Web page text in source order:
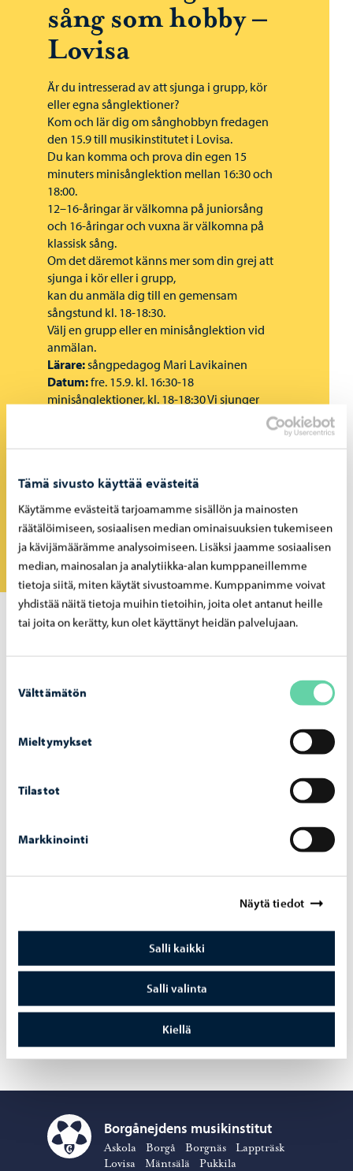
Tämä sivusto käyttää evästeitä
Käytämme evästeitä tarjoamamme sisällön ja mainosten
räätälöimiseen, sosiaalisen median ominaisuuksien tukemiseen
ja kävijämäärämme analysoimiseen. Lisäksi jaamme sosiaalisen
median, mainosalan ja analytiikka-alan kumppaneillemme
tietoja siitä, miten käytät sivustoamme. Kumppanimme voivat
yhdistää näitä tietoja muihin tietoihin, joita olet antanut heille
tai joita on kerätty, kun olet käyttänyt heidän palvelujaan.
valinta
Välttämätön
Mieltymykset
Tilastot
Markkinointi
Näytä tiedot
Salli kaikki
Salli valinta
Kiellä
sång som hobby –
Lovisa
Är du intresserad av att sjunga i grupp, kör
eller egna sånglektioner?
Kom och lär dig om sånghobbyn fredagen
den 15.9 till musikinstitutet i Lovisa.
Du kan komma och prova din egen 15
minuters minisånglektion mellan 16:30 och
18:00.
12–16-åringar är välkomna på juniorsång
och 16-åringar och vuxna är välkomna på
klassisk sång.
Om det däremot känns mer som din grej att
sjunga i kör eller i grupp,
kan du anmäla dig till en gemensam
sångstund kl. 18-18:30.
Välj en grupp eller en minisånglektion vid
anmälan.
Lärare:sångpedagog Mari Lavikainen
Datum:fre. 15.9. kl. 16:30-18
minisånglektioner, kl. 18-18:30 Vi sjunger
Musikinstitutet i Lovisa, Sibeliusgatan
10
med!
Anmäl dig här
Musikinstitutets öppna studier är avsedda för alla
Musikinstitutets
kontaktuppgifter
Borgånejdens musikinstitut – Gå till startsidan
Borgånejdens musikinstitut
Askola Borgå Borgnäs
Lappträsk
Lovisa
Mäntsälä Pukkila